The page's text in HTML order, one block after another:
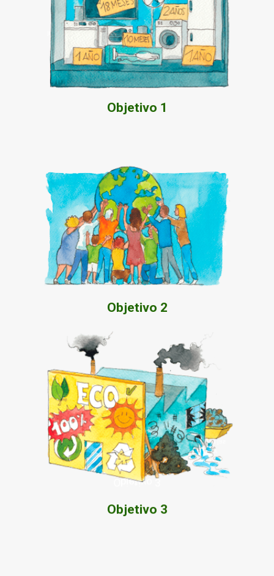
Objetivo 1
Objetivo 1
Informar y formar sobre la obsolescencia programada en los
bienes de consumo, a favor de una tendencia crítica y
consicente frente a una problemática que pone en jaque la
sostenibilidad del planeta.
Objetivo 2
Objetivo 2
Presentar la economía circular como herramienta para
amortiguar los efectos de la crisis económica post Covid-19
con especial énfasis en la alimentación saludable, en el
consumo responsable y en la reducción del uso de los
plásticos.
Objetivo 3
Objetivo 3
Propiciar la participación crítica de los consumidores en
discernir prácticas comerciales de lavado de imagen y
publicidad (Greenwashing), que poco tienen que ver con las
prácticas realmente saludables, sostenibles y circulares.